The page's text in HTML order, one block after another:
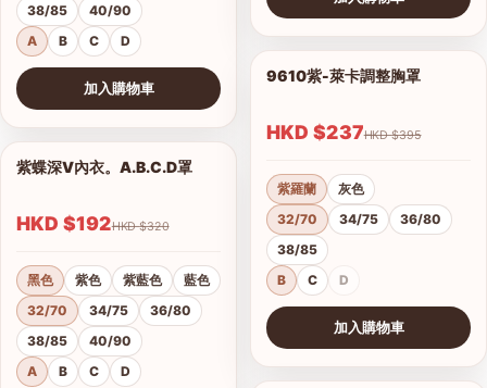
38/85
40/90
A
B C D
加入購物車
1/15
查看圖片
紫蝶深V內衣。A.B.C.D罩
HKD $192 HKD $320
黑色 紫色 紫藍色
藍色
32/70
34/75
36/80
38/85
40/90
A
B C D
查看圖片
9610紫-萊卡調整胸罩
HKD $237 HKD $395
紫羅蘭
灰色
32/70
34/75
36/80
38/85
B
C D
加入購物車
查看圖片